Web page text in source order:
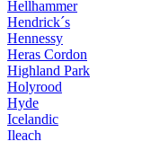
Hellhammer
Hendrick´s
Hennessy
Heras Cordon
Highland Park
Holyrood
Hyde
Icelandic
Ileach